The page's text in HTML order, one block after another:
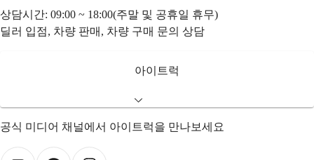
상담시간: 09:00 ~ 18:00(주말 및 공휴일 휴무)
딜러 입점, 차량 판매, 차량 구매 문의 상담
아이트럭
공식 미디어 채널에서 아이트럭을 만나보세요